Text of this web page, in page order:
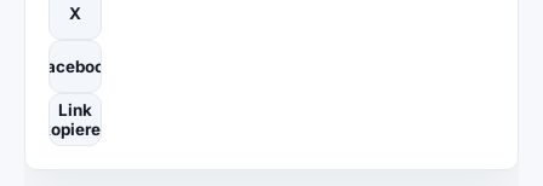
X
Facebook
Link
kopieren